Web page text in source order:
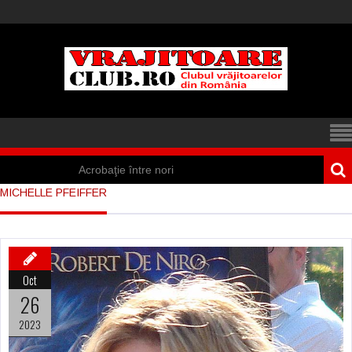
Acrobaţie între nori
Iisus a apărut într-
Marea vânătoare
de vrăjitoare din
Suedia
Vrăjitoare
MICHELLE PFEIFFER
Oct
26
2023